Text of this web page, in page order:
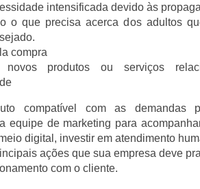
intensificada devido às
o que precisa acerca dos adultos
compra
novos produtos ou serviços
compatível com as demandas
equipe de marketing para
digital, investir em atendimento
ações que sua empresa deve
com o cliente.